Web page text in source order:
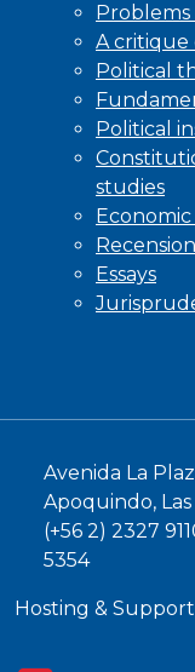
A
Political
Political
studies
Economic
Essays
Avenida La
Apoquindo, Las
(+56 2) 2327
5354
Hosting & Support